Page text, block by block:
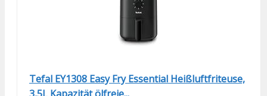
Tefal EY1308 Easy Fry Essential Heißluftfriteuse,